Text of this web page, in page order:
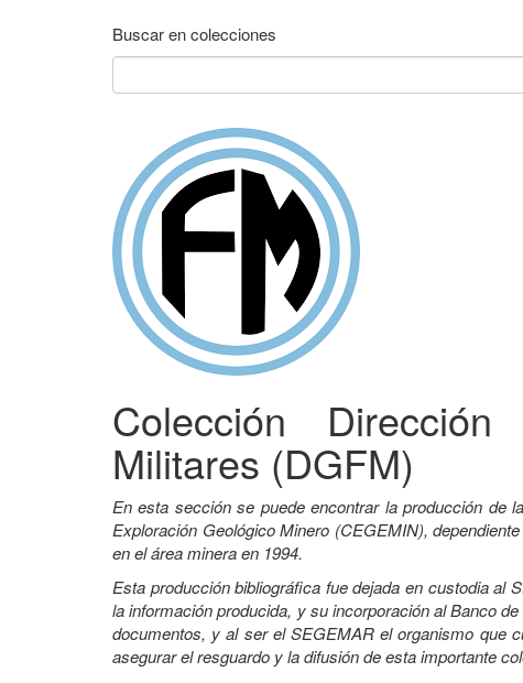
Buscar en colecciones
Colección
Militares (DGFM)
En esta sección se puede encontrar la producción de
Exploración Geológico Minero (CEGEMIN),
en el área minera en 1994.
Esta producción bibliográfica fue dejada en custodia al
la información producida, y su incorporación al Banco
documentos, y al ser el SEGEMAR el organismo que
asegurar el resguardo y la difusión de esta importante